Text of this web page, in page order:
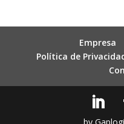
Empresa
Política de
by